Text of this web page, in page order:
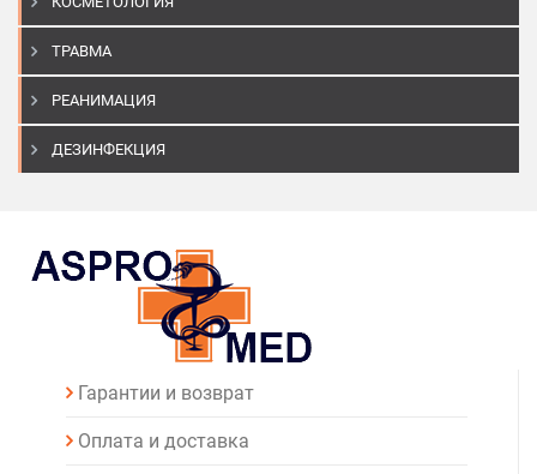
ТРАВМА
РЕАНИМАЦИЯ
ДЕЗИНФЕКЦИЯ
Гарантии и возврат
Оплата и доставка